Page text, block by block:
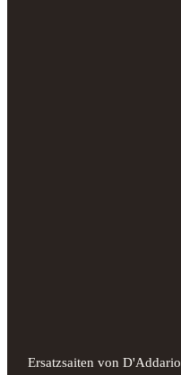
Ersatzsaiten von D'Addario